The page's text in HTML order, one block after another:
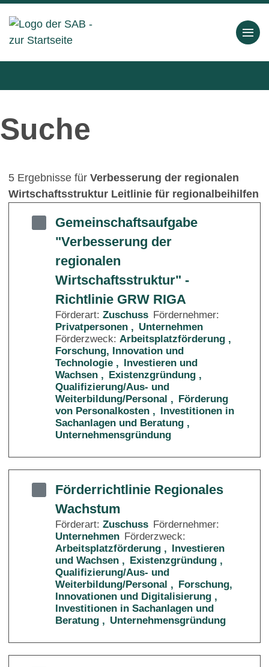
Suche
5 Ergebnisse für Verbesserung der regionalen
Wirtschaftsstruktur Leitlinie für regionalbeihilfen
Gemeinschaftsaufgabe
"Verbesserung der
regionalen
Wirtschaftsstruktur" -
Richtlinie GRW RIGA
Förderart: Zuschuss Fördernehmer:
Privatpersonen
Unternehmen
Förderzweck: Arbeitsplatzförderung
Forschung, Innovation und
Technologie
Investieren und
Wachsen
Existenzgründung
Qualifizierung/Aus- und
Weiterbildung/Personal
Förderung
von Personalkosten
Investitionen in
Sachanlagen und Beratung
Unternehmensgründung
Förderrichtlinie Regionales
Wachstum
Förderart: Zuschuss Fördernehmer:
Unternehmen Förderzweck:
Arbeitsplatzförderung
Investieren
und Wachsen
Existenzgründung
Qualifizierung/Aus- und
Weiterbildung/Personal
Forschung,
Innovationen und Digitalisierung
Investitionen in Sachanlagen und
Beratung
Unternehmensgründung